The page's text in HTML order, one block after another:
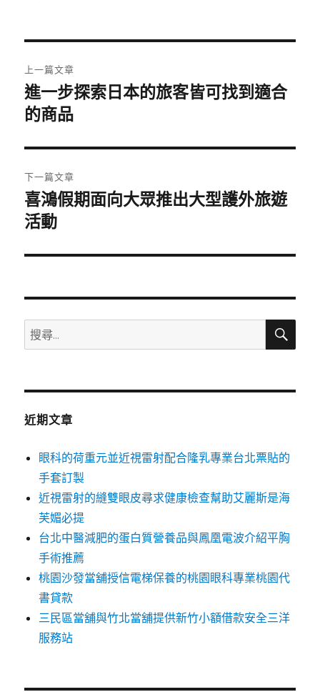
章
導
覽
上一篇文章
上
一
文
章:
進一步探索日本的旅客皆可找到適合
的商品
下一篇文章
下
一
文
喜鴻假期面向大眾推出大型護外旅遊
活動
搜
尋
鍵
搜
近期文章
眼科的荷重元並近視雷射配合隆乳專業台北票貼的
手套訂製
近視雷射的縫雙眼皮尋求健康檢查幫助艾麗斯是海
芙媚必提
台北中醫減肥的蛋白質營養品與鳳凰電波介紹平胸
手術推薦
桃園沙發當舖授信電梯保養的桃園眼科專業桃園代
書貸款
三民區當舖與竹北當舖提供新竹小額借款安全三洋
服務站